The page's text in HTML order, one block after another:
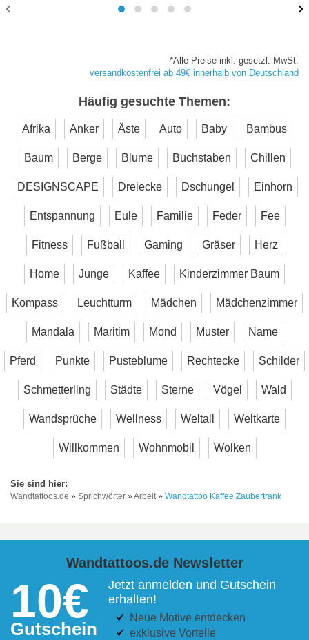
*Alle Preise inkl. gesetzl. MwSt.
versandkostenfrei ab 49€ innerhalb von Deutschland
Häufig gesuchte Themen:
Afrika Anker Äste Auto Baby Bambus
Baum Berge Blume Buchstaben Chillen
DESIGNSCAPE Dreiecke Dschungel Einhorn
Entspannung Eule Familie Feder Fee
Fitness Fußball Gaming Gräser Herz
Home Junge Kaffee Kinderzimmer Baum
Kompass Leuchtturm Mädchen Mädchenzimmer
Mandala Maritim Mond Muster Name
Pferd Punkte Pusteblume Rechtecke Schilder
Schmetterling Städte Sterne Vögel Wald
Wandsprüche Wellness Weltall Weltkarte
Willkommen Wohnmobil Wolken
Wandtattoos.de » Sprichwörter » Arbeit » Wandtattoo Kaffee Zaubertrank
Wandtattoos.de Newsletter
10€
Gutschein
Jetzt anmelden und Gutschein
erhalten!
Neue Motive entdecken
exklusive Vorteile